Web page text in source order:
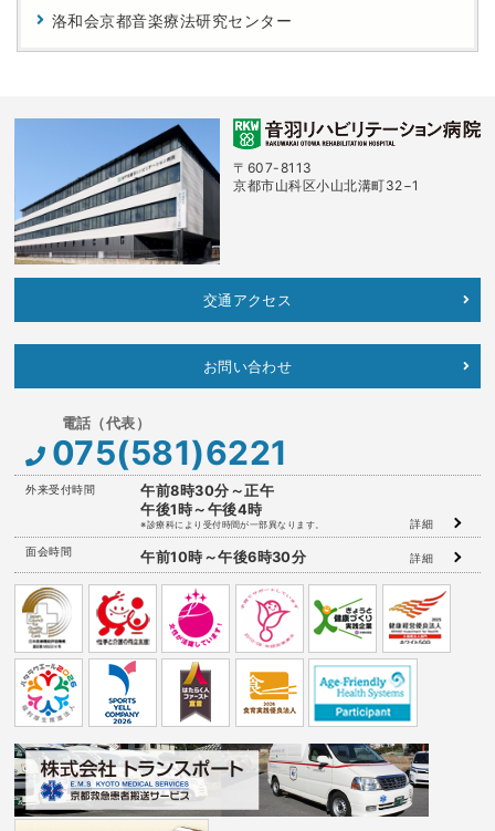
洛和会京都音楽療法研究センター
〒607-8113
京都市山科区小山北溝町32−1
交通アクセス
お問い合わせ
075(581)6221
外来受付時間
午前8時30分～正午
午後1時～午後4時
※診療科により受付時間が一部異なります。 詳細
面会時間 午前10時～午後6時30分 詳細